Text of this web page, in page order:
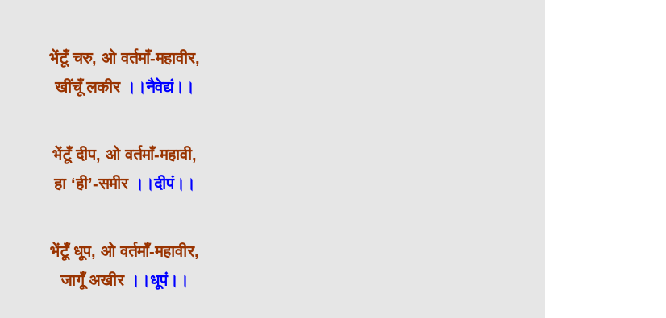
भेंटूँ चरु, ओ वर्तमाँ-महावीर,
खींचूँ लकीर ।।नैवेद्यं।।
भेंटूँ दीप, ओ वर्तमाँ-महावी,
हा ‘ही’-समीर।।दीपं।।
भेंटूँ धूप, ओ वर्तमाँ-महावीर,
जागूँ अखीर।।धूपं।।